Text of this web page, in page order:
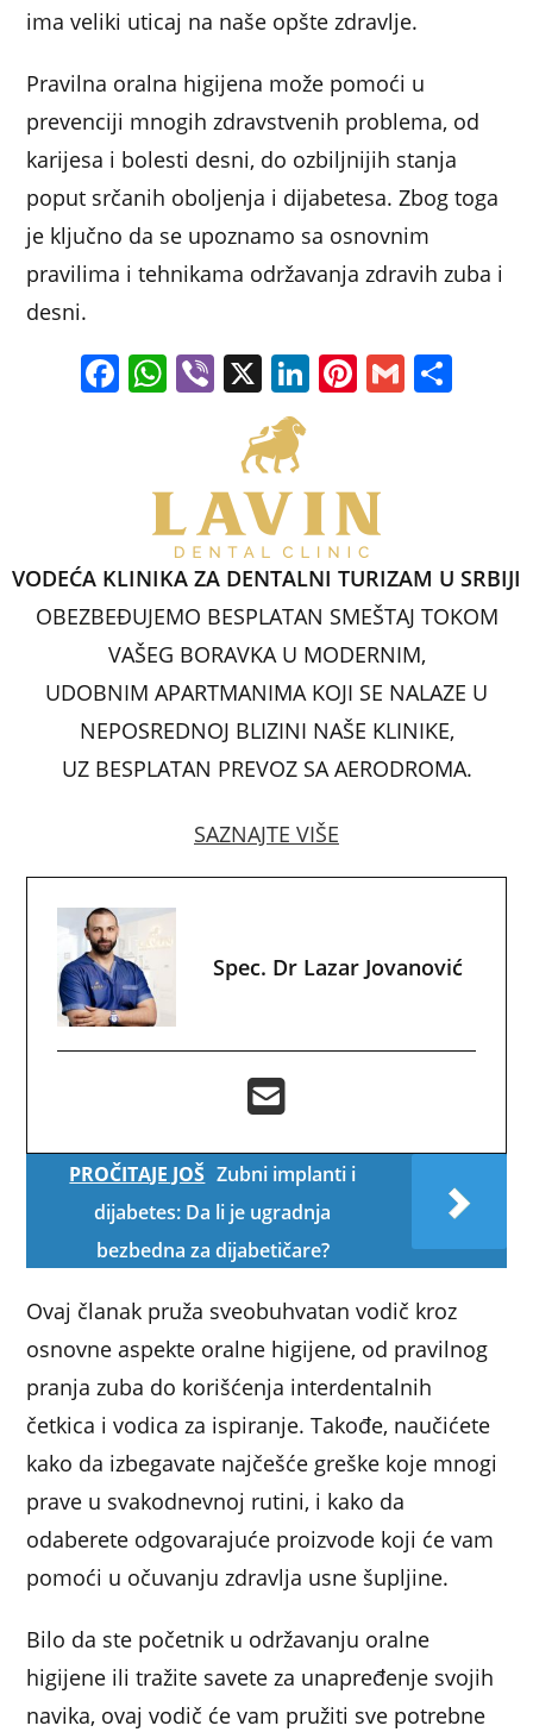
ima veliki uticaj na naše opšte zdravlje.
Pravilna oralna higijena može pomoći u
prevenciji mnogih zdravstvenih problema, od
karijesa i bolesti desni, do ozbiljnijih stanja
poput srčanih oboljenja i dijabetesa. Zbog toga
je ključno da se upoznamo sa osnovnim
pravilima i tehnikama održavanja zdravih zuba i
desni.
F
o
o
k
W
A
p
p
Vi
er
X Li
e
dI
n
Pi
e
st
G
VODEĆA KLINIKA ZA DENTALNI TURIZAM U SRBIJI
OBEZBEĐUJEMO BESPLATAN SMEŠTAJ TOKOM
VAŠEG BORAVKA U MODERNIM,
UDOBNIM APARTMANIMA KOJI SE NALAZE U
NEPOSREDNOJ BLIZINI NAŠE KLINIKE,
UZ BESPLATAN PREVOZ SA AERODROMA.
SAZNAJTE VIŠE
Spec. Dr Lazar Jovanović
PROČITAJE JOŠ Zubni implanti i
dijabetes: Da li je ugradnja
bezbedna za dijabetičare?
Ovaj članak pruža sveobuhvatan vodič kroz
osnovne aspekte oralne higijene, od pravilnog
pranja zuba do korišćenja interdentalnih
četkica i vodica za ispiranje. Takođe, naučićete
kako da izbegavate najčešće greške koje mnogi
prave u svakodnevnoj rutini, i kako da
odaberete odgovarajuće proizvode koji će vam
pomoći u očuvanju zdravlja usne šupljine.
Bilo da ste početnik u održavanju oralne
higijene ili tražite savete za unapređenje svojih
navika, ovaj vodič će vam pružiti sve potrebne